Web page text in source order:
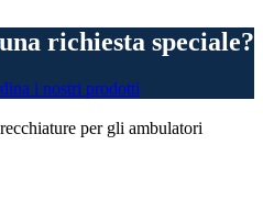
richiesta speciale?
i nostri prodotti
per gli ambulatori